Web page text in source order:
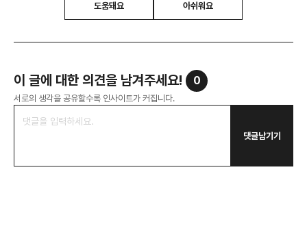
도움돼요 아쉬워요
이 글에 대한 의견을 남겨주세요! 0
서로의 생각을 공유할수록 인사이트가 커집니다.
댓글남기기